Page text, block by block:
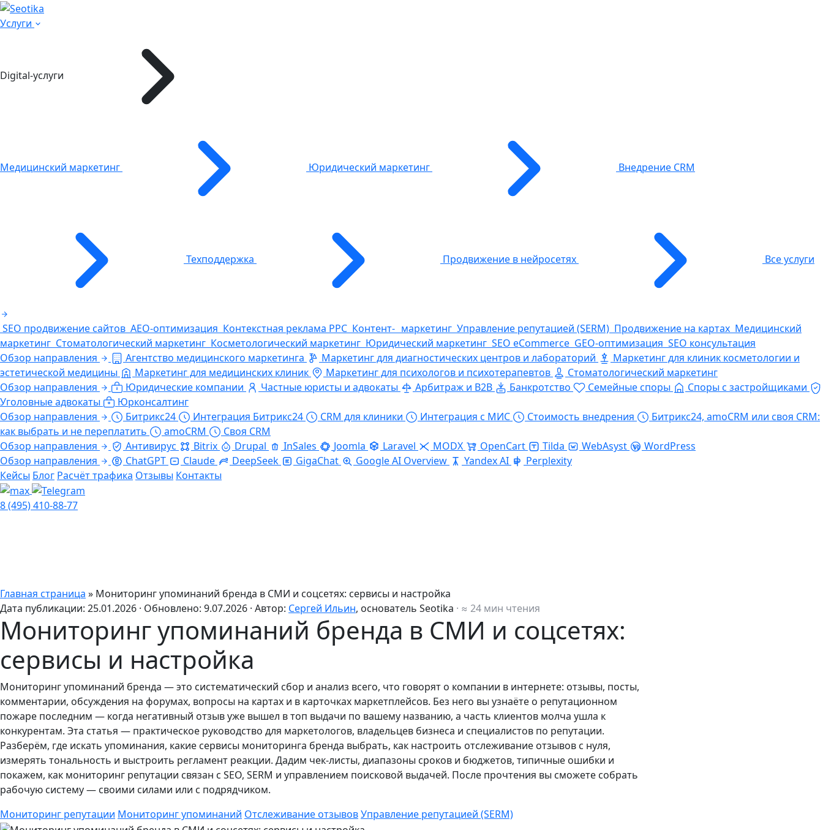
Услуги
Digital-услуги
Медицинский маркетинг Юридический маркетинг Внедрение CRM
Техподдержка Продвижение в нейросетях Все услуги
SEO продвижение сайтов AEO-оптимизация Контекстная реклама PPC Контент- маркетинг Управление репутацией (SERM) Продвижение на картах Медицинский
маркетинг Стоматологический маркетинг Косметологический маркетинг Юридический маркетинг SEO eCommerce GEO-оптимизация SEO консультация
Обзор направления
Агентство медицинского маркетинга Маркетинг для диагностических центров и лабораторий
Маркетинг для клиник косметологии и
эстетической медицины
Маркетинг для медицинских клиник Маркетинг для психологов и психотерапевтов
Стоматологический маркетинг
Обзор направления
Юридические компании Частные юристы и адвокаты Арбитраж и B2B Банкротство Семейные споры
Споры с застройщиками
Уголовные адвокаты
Юрконсалтинг
Обзор направления
Битрикс24 Интеграция Битрикс24 CRM для клиники Интеграция с МИС Стоимость внедрения
Битрикс24, amoCRM или своя CRM:
как выбрать и не переплатить
amoCRM
Своя CRM
Обзор направления
Антивирус Bitrix Drupal InSales Joomla Laravel MODX OpenCart Tilda WebAsyst
WordPress
Обзор направления
ChatGPT Claude DeepSeek GigaChat Google AI Overview Yandex AI
Perplexity
Кейсы Блог Расчёт трафика Отзывы Контакты
8 (495) 410-88-77
Главная страница » Мониторинг упоминаний бренда в СМИ и соцсетях: сервисы и настройка
Дата публикации: 25.01.2026 · Обновлено: 9.07.2026 · Автор: Сергей Ильин, основатель Seotika · ≈ 24 мин чтения
Мониторинг упоминаний бренда в СМИ и соцсетях:
сервисы и настройка
Мониторинг упоминаний бренда — это систематический сбор и анализ всего, что говорят о компании в интернете: отзывы, посты,
комментарии, обсуждения на форумах, вопросы на картах и в карточках маркетплейсов. Без него вы узнаёте о репутационном
пожаре последним — когда негативный отзыв уже вышел в топ выдачи по вашему названию, а часть клиентов молча ушла к
конкурентам. Эта статья — практическое руководство для маркетологов, владельцев бизнеса и специалистов по репутации.
Разберём, где искать упоминания, какие сервисы мониторинга бренда выбрать, как настроить отслеживание отзывов с нуля,
измерять тональность и выстроить регламент реакции. Дадим чек-листы, диапазоны сроков и бюджетов, типичные ошибки и
покажем, как мониторинг репутации связан с SEO, SERM и управлением поисковой выдачей. После прочтения вы сможете собрать
рабочую систему — своими силами или с подрядчиком.
Мониторинг репутации Мониторинг упоминаний Отслеживание отзывовУправление репутацией (SERM)